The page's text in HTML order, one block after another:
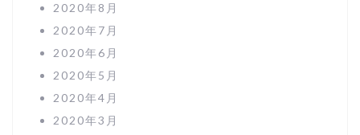
2020年8月
2020年7月
2020年6月
2020年5月
2020年4月
2020年3月